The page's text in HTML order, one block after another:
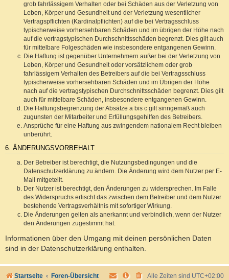
grob fahrlässigem Verhalten oder bei Schäden aus der Verletzung von
Leben, Körper und Gesundheit und der Verletzung wesentlicher
Vertragspflichten (Kardinalpflichten) auf die bei Vertragsschluss
typischerweise vorhersehbaren Schäden und im übrigen der Höhe nach
auf die vertragstypischen Durchschnittsschäden begrenzt. Dies gilt auch
für mittelbare Folgeschäden wie insbesondere entgangenen Gewinn.
Die Haftung ist gegenüber Unternehmern außer bei der Verletzung von
Leben, Körper und Gesundheit oder vorsätzlichem oder grob
fahrlässigem Verhalten des Betreibers auf die bei Vertragsschluss
typischerweise vorhersehbaren Schäden und im Übrigen der Höhe
nach auf die vertragstypischen Durchschnittsschäden begrenzt. Dies gilt
auch für mittelbare Schäden, insbesondere entgangenen Gewinn.
Die Haftungsbegrenzung der Absätze a bis c gilt sinngemäß auch
zugunsten der Mitarbeiter und Erfüllungsgehilfen des Betreibers.
Ansprüche für eine Haftung aus zwingendem nationalem Recht bleiben
unberührt.
6. ÄNDERUNGSVORBEHALT
Der Betreiber ist berechtigt, die Nutzungsbedingungen und die
Datenschutzerklärung zu ändern. Die Änderung wird dem Nutzer per E-
Mail mitgeteilt.
Der Nutzer ist berechtigt, den Änderungen zu widersprechen. Im Falle
des Widerspruchs erlischt das zwischen dem Betreiber und dem Nutzer
bestehende Vertragsverhältnis mit sofortiger Wirkung.
Die Änderungen gelten als anerkannt und verbindlich, wenn der Nutzer
den Änderungen zugestimmt hat.
Informationen über den Umgang mit deinen persönlichen Daten
sind in der Datenschutzerklärung enthalten.
Startseite Foren-Übersicht Alle Zeiten sind UTC+02:00